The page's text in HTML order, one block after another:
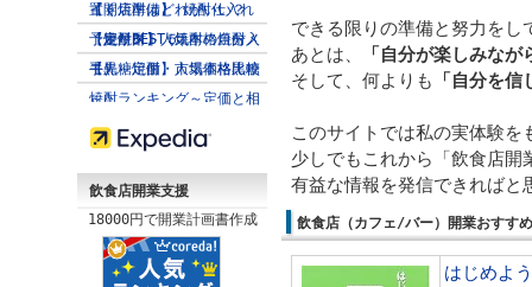
イト
置く焼酎はどれがいい？
（焼酎BEST５）
【開店準備】 焼酎仕入れ
予定リスト（焼酎の自分メ
モ）
【麦焼酎】人気本格焼酎入
手先～定価・市場価格比較
～
【黒糖焼酎】人気本格黒糖
焼酎ランキング～定価と相
場
飲食店開業支援
18000円で開業計画書作成
できる限りの準備と努力をし
あとは、
「自分が楽しみなが
そして、何よりも
「自分を信
このサイトでは私の実体験を
少しでもこれから「飲食店開
有益な情報を発信できればと
飲食店（カフェ/バー）開業おすす
はじめよ